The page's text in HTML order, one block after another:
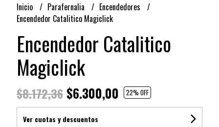
Inicio Parafernalia
Encendedores
Encendedor Catalitico Magiclick
Encendedor Catalitico
Magiclick
$8.172,36$6.300,00 22% OFF
Ver cuotas y descuentos